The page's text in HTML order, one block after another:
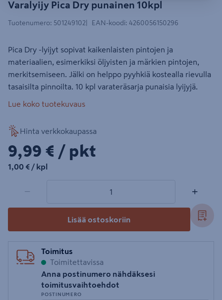
Varalyijy Pica Dry punainen 10kpl
Tuotenumero: 501249102 EAN-koodi: 4260056150296
Pica Dry -lyijyt sopivat kaikenlaisten pintojen ja
materiaalien, esimerkiksi öljyisten ja märkien pintojen,
merkitsemiseen. Jälki on helppo pyyhkiä kostealla rievulla
tasaisilta pinnoilta. 10 kpl varateräsarja punaisia lyijyjä.
Lue koko tuotekuvaus
Hinta verkkokaupassa
9,99€/pkt
9,99 € / pkt
1,00€/kpl
1,00 € / kpl
− +
Lisää ostoskoriin
Toimitus
Toimitettavissa
Anna postinumero nähdäksesi
toimitusvaihtoehdot
POSTINUMERO